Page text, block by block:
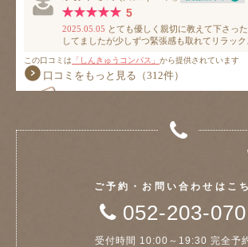
ご予約・お問い合わせはこ
052-203-
受付時間 10:00～19:30 完全予